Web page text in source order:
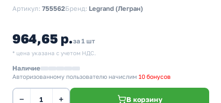
Артикул: 755562Бренд: Legrand (Легран)
964,65 р.за 1 шт
* цена указана с учетом НДС.
Наличие
Авторизованному пользователю начислим 10 бонусов
− + В корзину